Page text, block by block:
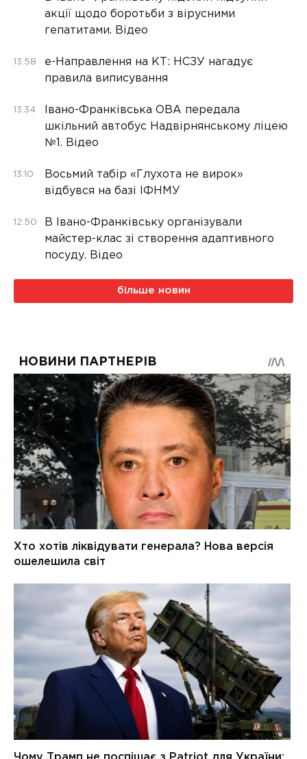
акції щодо боротьби з вірусними
гепатитами. Відео
13:58
е-Направлення на КТ: НСЗУ нагадує
правила виписування
13:34
Івано-Франківська ОВА передала
шкільний автобус Надвірнянському ліцею
№1. Відео
13:10
Восьмий табір «Глухота не вирок»
відбувся на базі ІФНМУ
12:50
В Івано-Франківську організували
майстер-клас зі створення адаптивного
посуду. Відео
більше новин